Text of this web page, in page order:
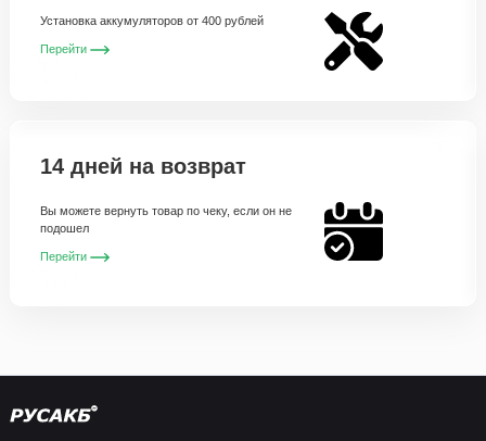
Установка аккумуляторов от 400 рублей
Перейти
14 дней на возврат
Вы можете вернуть товар по чеку, если он не
подошел
Перейти